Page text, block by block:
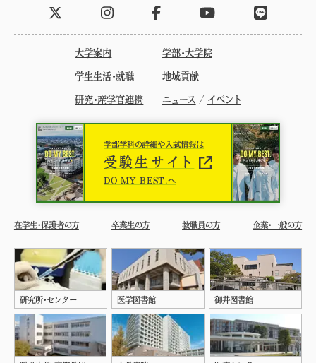
大学案内 学部・大学院
学生生活・就職 地域貢献
研究・産学官連携 ニュース / イベント
学部学科の詳細や入試情報は
受験生サイト
DO MY BEST.へ
在学生・保護者の方 卒業生の方 教職員の方 企業・一般の方
研究所・センター 医学図書館 御井図書館